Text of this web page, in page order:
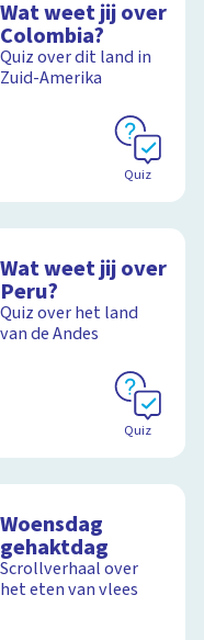
Wat weet jij over
Colombia?
Quiz over dit land in
Zuid-Amerika
Quiz
Wat weet jij over
Peru?
Quiz over het land
van de Andes
Quiz
Woensdag
gehaktdag
Scrollverhaal over
het eten van vlees